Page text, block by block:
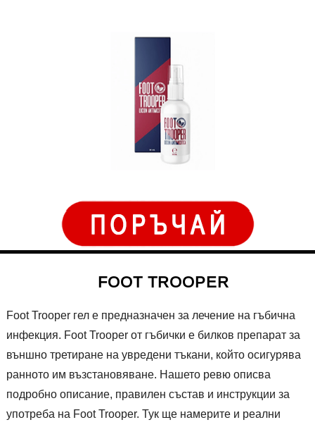
FOOT TROOPER
Foot Trooper гел е предназначен за лечение на гъбична
инфекция. Foot Trooper от гъбички е билков препарат за
външно третиране на увредени тъкани, който осигурява
ранното им възстановяване. Нашето ревю описва
подробно описание, правилен състав и инструкции за
употреба на Foot Trooper. Тук ще намерите и реални